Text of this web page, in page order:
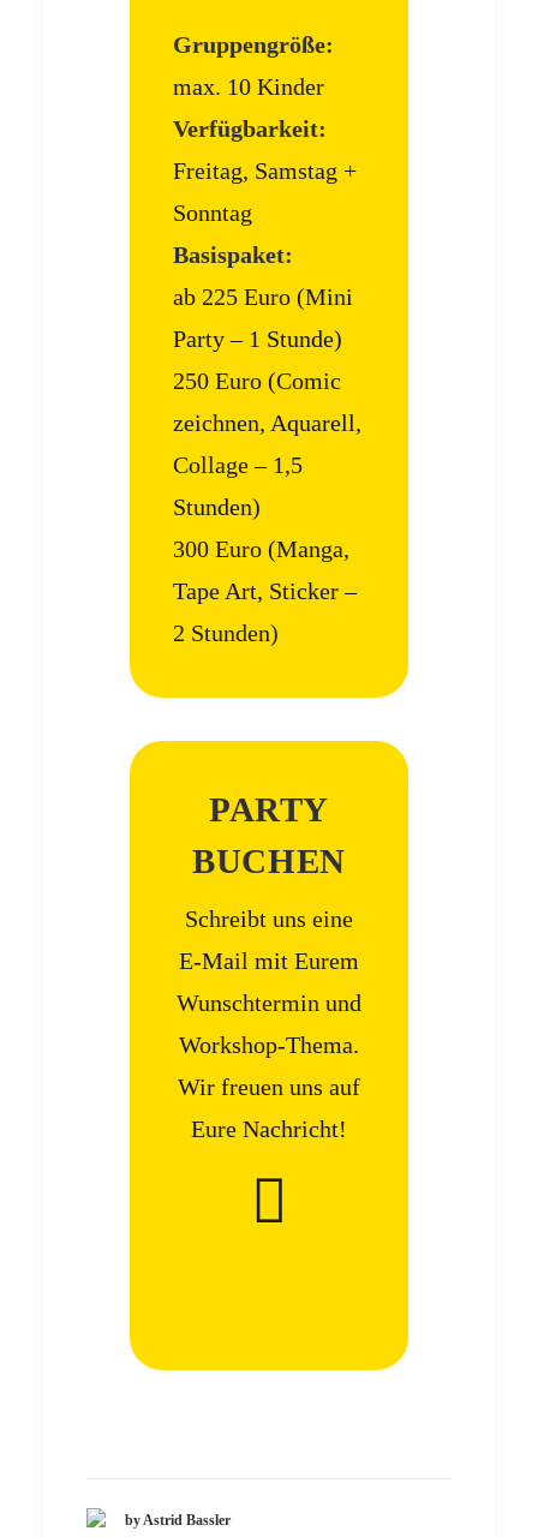
Gruppengröße:
max. 10 Kinder
Verfügbarkeit:
Freitag, Samstag +
Sonntag
Basispaket:
ab 225 Euro (Mini
Party – 1 Stunde)
250 Euro (Comic
zeichnen, Aquarell,
Collage – 1,5
Stunden)
300 Euro (Manga,
Tape Art, Sticker –
2 Stunden)
PARTY
BUCHEN
Schreibt uns eine
E-Mail mit Eurem
Wunschtermin und
Workshop-Thema.
Wir freuen uns auf
Eure Nachricht!
by Astrid Bassler